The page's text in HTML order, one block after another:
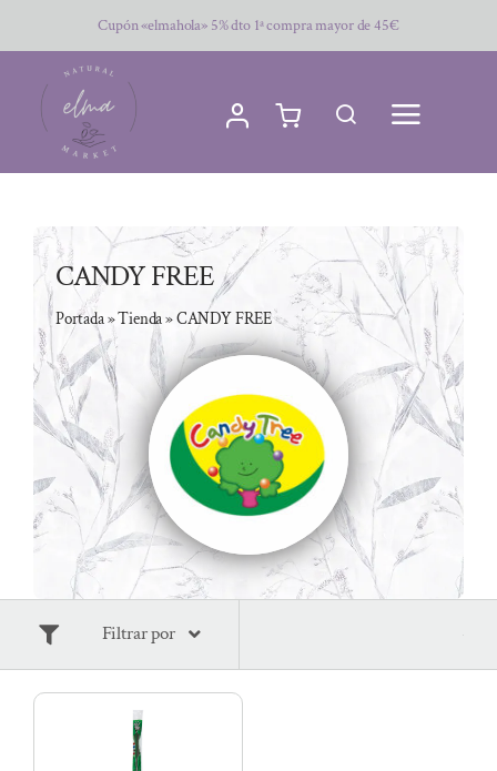
al
contenido
Cupón «elmahola» 5% dto 1ª compra mayor de 45€
CANDY FREE
Portada»Tienda»CANDY FREE
Filtrar por